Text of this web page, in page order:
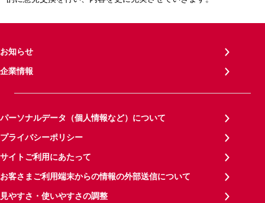
お知らせ
企業情報
パーソナルデータ（個人情報など）について
プライバシーポリシー
サイトご利用にあたって
お客さまご利用端末からの情報の外部送信について
見やすさ・使いやすさの調整